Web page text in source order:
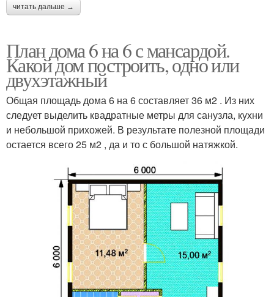
читать дальше →
План дома 6 на 6 с мансардой.
Какой дом построить, одно или
двухэтажный
Общая площадь дома 6 на 6 составляет 36 м2 . Из них
следует выделить квадратные метры для санузла, кухни
и небольшой прихожей. В результате полезной площади
остается всего 25 м2 , да и то с большой натяжкой.